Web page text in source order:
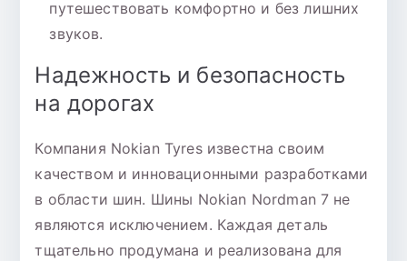
путешествовать комфортно и без лишних
звуков.
Надежность и безопасность
на дорогах
Компания Nokian Tyres известна своим
качеством и инновационными разработками
в области шин. Шины Nokian Nordman 7 не
являются исключением. Каждая деталь
тщательно продумана и реализована для